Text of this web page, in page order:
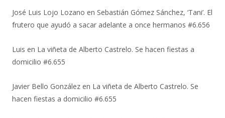
José Luis Lojo Lozano en Sebastián Gómez Sánchez, ‘Tani’. El
frutero que ayudó a sacar adelante a once hermanos #6.656
Luis en La viñeta de Alberto Castrelo. Se hacen fiestas a
domicilio #6.655
Javier Bello González en La viñeta de Alberto Castrelo. Se
hacen fiestas a domicilio #6.655